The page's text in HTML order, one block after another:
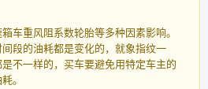
车重风阻系数轮胎等多种因素影响。
段的油耗都是变化的，就象指纹一
不一样的，买车要避免用特定车主的
。